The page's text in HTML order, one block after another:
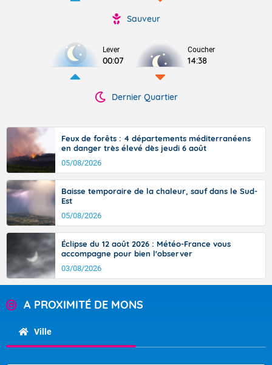
Sauveur
Lever
00:07
Coucher
14:38
Dernier Quartier
Feux de forêts : 4 départements méditerranéens
en danger très élevé dès jeudi 6 août
05/08/2026
Baisse temporaire de la chaleur, sauf dans le Sud-
Est
05/08/2026
Éclipse du 12 août 2026 : Météo-France vous
accompagne pour bien l'observer
03/08/2026
A PROXIMITÉ DE MONS
Ville